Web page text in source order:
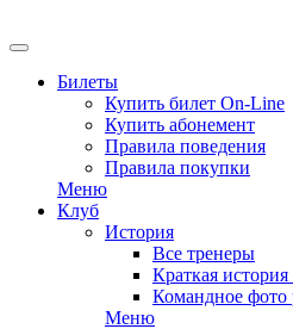
Билеты
Купить билет On-Line
Купить абонемент
Правила поведения
Правила покупки
Меню
Клуб
История
Все тренеры
Краткая
Командное фото
Меню